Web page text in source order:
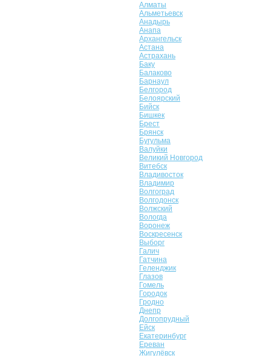
Алматы
Альметьевск
Анадырь
Анапа
Архангельск
Астана
Астрахань
Баку
Балаково
Барнаул
Белгород
Белоярский
Бийск
Бишкек
Брест
Брянск
Бугульма
Валуйки
Великий Новгород
Витебск
Владивосток
Владимир
Волгоград
Волгодонск
Волжский
Вологда
Воронеж
Воскресенск
Выборг
Галич
Гатчина
Геленджик
Глазов
Гомель
Городок
Гродно
Днепр
Долгопрудный
Ейск
Екатеринбург
Ереван
Жигулёвск